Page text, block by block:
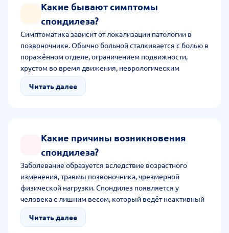
Какие бывают симптомы
спондилеза?
Симптоматика зависит от локализации патологии в
позвоночнике. Обычно больной сталкивается с болью в
поражённом отделе, ограничением подвижности,
хрустом во время движения, неврологическим
нарушением. К последнему относится онемение со
слабостью конечностей, снижением чувствительности
Читать далее
Какие причины возникновения
спондилеза?
Заболевание образуется вследствие возрастного
изменения, травмы позвоночника, чрезмерной
физической нагрузки. Спондилез появляется у
человека с лишним весом, который ведёт неактивный
образ жизни и имеет нарушенный обмен веществ.
Причиной для возникновения болезни также
Читать далее